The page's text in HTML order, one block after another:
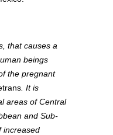
that causes a
beings
the pregnant
. It is
areas of Central
and Sub-
increased